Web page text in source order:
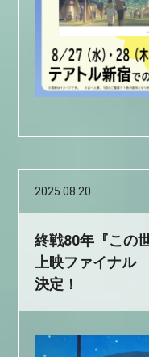
2025.08.20
終戦80年『この
上映ファイナ
決定！